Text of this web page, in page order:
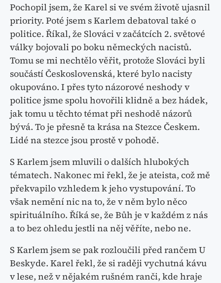
Pochopil jsem, že Karel si ve svém životě ujasnil
priority. Poté jsem s Karlem debatoval také o
politice. Říkal, že Slováci v začátcích 2. světové
války bojovali po boku německých nacistů.
Tomu se mi nechtělo věřit, protože Slováci byli
součástí Československá, které bylo nacisty
okupováno. I přes tyto názorové neshody v
politice jsme spolu hovořili klidně a bez hádek,
jak tomu u těchto témat při neshodě názorů
bývá. To je přesně ta krása na Stezce Českem.
Lidé na stezce jsou prostě v pohodě.
S Karlem jsem mluvili o dalších hlubokých
tématech. Nakonec mi řekl, že je ateista, což mě
překvapilo vzhledem k jeho vystupování. To
však nemění nic na to, že v něm bylo něco
spirituálního. Říká se, že Bůh je v každém z nás
a to bez ohledu jestli na něj věříte, nebo ne.
S Karlem jsem se pak rozloučili před rančem U
Beskyde. Karel řekl, že si raději vychutná kávu
v lese, než v nějakém rušném ranči, kde hraje